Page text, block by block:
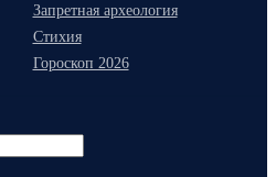
Запретная археология
Стихия
Гороскоп 2026